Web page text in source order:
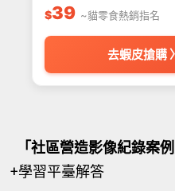
$39 ~貓零食熱銷指名
去蝦皮搶購 〉
「社區營造影像紀錄案例
+學習平臺解答